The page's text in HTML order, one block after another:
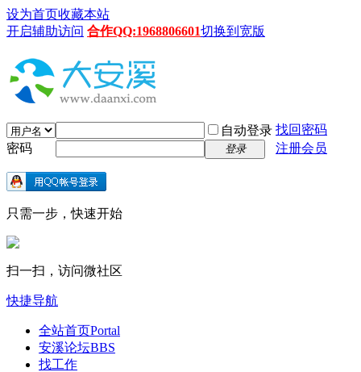
设为首页收藏本站
开启辅助访问 合作QQ:1968806601切换到宽版
自动登录 找回密码
密码
登录 注册会员
只需一步，快速开始
扫一扫，访问微社区
快捷导航
全站首页Portal
安溪论坛BBS
找工作